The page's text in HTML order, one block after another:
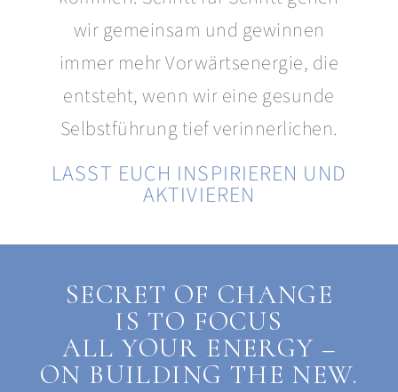
wir gemeinsam und gewinnen
immer mehr Vorwärtsenergie, die
entsteht, wenn wir eine gesunde
Selbstführung tief verinnerlichen.
LASST EUCH INSPIRIEREN UND
AKTIVIEREN
SECRET OF CHANGE
IS TO FOCUS
ALL YOUR ENERGY –
ON BUILDING THE NEW.